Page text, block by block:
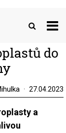
do
27.04.2023
a